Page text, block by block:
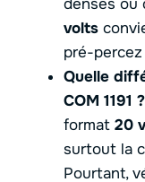
denses ou
volts
pré-
Quelle
COM 1191 ?
format 20
surtout la
Pourtant,